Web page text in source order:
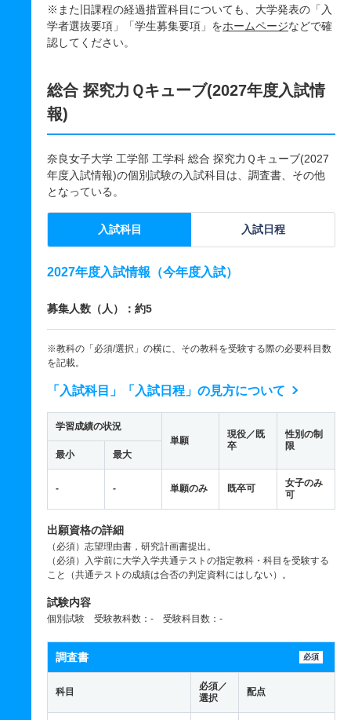
※また旧課程の経過措置科目についても、大学発表の「入
学者選抜要項」「学生募集要項」をホームページなどで確
認してください。
総合 探究力Ｑキューブ(2027年度入試情
報)
奈良女子大学 工学部 工学科 総合 探究力Ｑキューブ(2027
年度入試情報)の個別試験の入試科目は、調査書、その他
となっている。
入試科目 入試日程
2027年度入試情報（今年度入試）
募集人数（人）：約5
※教科の「必須/選択」の横に、その教科を受験する際の必要科目数
を記載。
「入試科目」「入試日程」の見方について
学習成績の状況
単願
現役／既
卒
性別の制
限
最小 最大
- - 単願のみ 既卒可
女子のみ
可
出願資格の詳細
（必須）志望理由書，研究計画書提出。
（必須）入学前に大学入学共通テストの指定教科・科目を受験する
こと（共通テストの成績は合否の判定資料にはしない）。
試験内容
個別試験 受験教科数：- 受験科目数：-
調査書 必須
科目
必須／
選択
配点